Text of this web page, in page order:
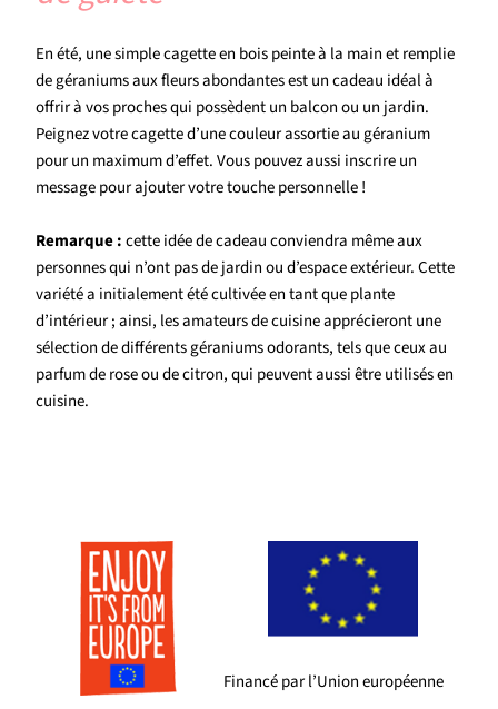
En été, une simple cagette en bois peinte à la main et remplie
de géraniums aux fleurs abondantes est un cadeau idéal à
offrir à vos proches qui possèdent un balcon ou un jardin.
Peignez votre cagette d’une couleur assortie au géranium
pour un maximum d’effet. Vous pouvez aussi inscrire un
message pour ajouter votre touche personnelle !
Remarque :cette idée de cadeau conviendra même aux
personnes qui n’ont pas de jardin ou d’espace extérieur. Cette
variété a initialement été cultivée en tant que plante
d’intérieur ; ainsi, les amateurs de cuisine apprécieront une
sélection de différents géraniums odorants, tels que ceux au
parfum de rose ou de citron, qui peuvent aussi être utilisés en
cuisine.
Financé par l’Union européenne